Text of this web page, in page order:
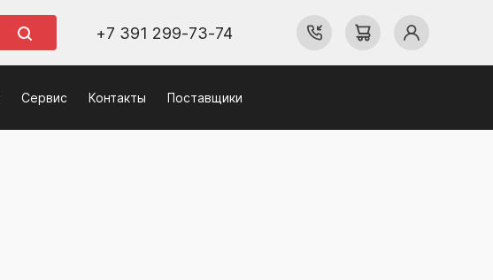
+7 391 299-73-74
Сервис Контакты Поставщики